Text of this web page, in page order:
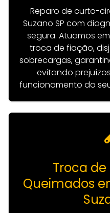
Reparo de curto-
Suzano SP com
segura. Atuamos
troca de fiação,
sobrecargas,
evitando
funcionamento do
Troca de
Queimados